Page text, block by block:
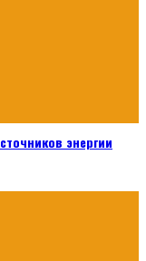
энергии